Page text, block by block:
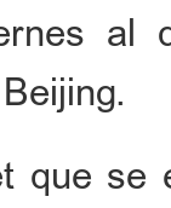
al
que se